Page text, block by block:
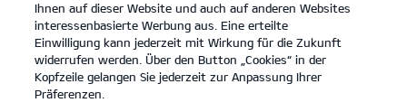
Allgemeine Hinweise
1. Anwendungsbereich - verantwortliche Stelle -
Datenschutzbeauftragter
2. Wie erfassen wir Ihre Daten?
Ihnen auf dieser Website und auch auf anderen Websites
interessenbasierte Werbung aus. Eine erteilte
Einwilligung kann jederzeit mit Wirkung für die Zukunft
widerrufen werden. Über den Button „Cookies“ in der
Kopfzeile gelangen Sie jederzeit zur Anpassung Ihrer
Präferenzen.